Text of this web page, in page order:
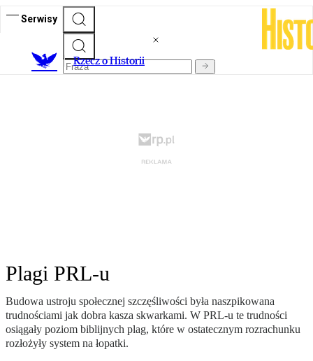
Serwisy
Rzecz o Historii
Plagi PRL-u
Budowa ustroju społecznej szczęśliwości była naszpikowana
trudnościami jak dobra kasza skwarkami. W PRL-u te trudności
osiągały poziom biblijnych plag, które w ostatecznym rozrachunku
rozłożyły system na łopatki.